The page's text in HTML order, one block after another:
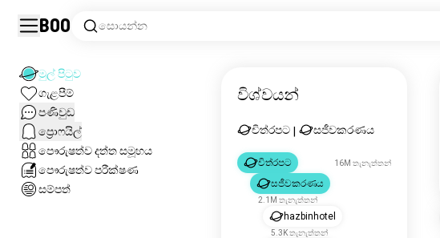
Boo සොයන්න
මුල් පිටුව
ගැළපීම්
පණිවුඩ
ප්‍රොෆයිල්
පෞරුෂත්ව දත්ත සමූහය
පෞරුෂත්ව පරීක්ෂණ
සම්පත්
විශ්වයන්
චිත්රපට සජීවකරණය
චිත්රපට 16M තැනැත්තන්
සජීවකරණය
2.1M තැනැත්තන්
hazbinhotel
5.3K තැනැත්තන්